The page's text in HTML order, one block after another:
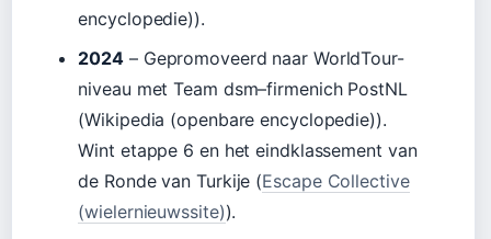
encyclopedie)).
2024 – Gepromoveerd naar WorldTour-
niveau met Team dsm–firmenich PostNL
(Wikipedia (openbare encyclopedie)).
Wint etappe 6 en het eindklassement van
de Ronde van Turkije (Escape Collective
(wielernieuwssite)).